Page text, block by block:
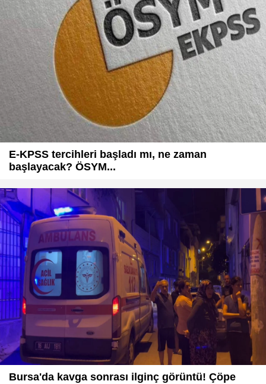
E-KPSS tercihleri başladı mı, ne zaman
başlayacak? ÖSYM...
Bursa'da kavga sonrası ilginç görüntü! Çöpe